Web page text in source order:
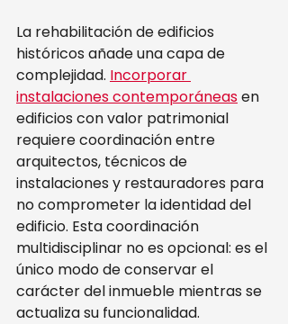
La rehabilitación de edificios
históricos añade una capa de
complejidad. Incorporar
instalaciones contemporáneas en
edificios con valor patrimonial
requiere coordinación entre
arquitectos, técnicos de
instalaciones y restauradores para
no comprometer la identidad del
edificio. Esta coordinación
multidisciplinar no es opcional: es el
único modo de conservar el
carácter del inmueble mientras se
actualiza su funcionalidad.